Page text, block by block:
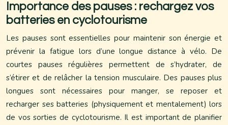
Importance des pauses : rechargez vos
batteries en cyclotourisme
Les pauses sont essentielles pour maintenir son énergie et
prévenir la fatigue lors d’une longue distance à vélo. De
courtes pauses régulières permettent de s’hydrater, de
s’étirer et de relâcher la tension musculaire. Des pauses plus
longues sont nécessaires pour manger, se reposer et
recharger ses batteries (physiquement et mentalement) lors
de vos sorties de cyclotourisme. Il est important de planifier